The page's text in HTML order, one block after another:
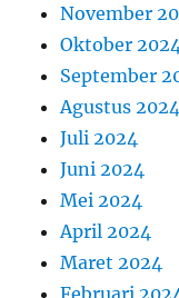
November
Oktober
September
Agustus 2024
Juli 2024
Juni 2024
Mei 2024
April 2024
Maret 2024